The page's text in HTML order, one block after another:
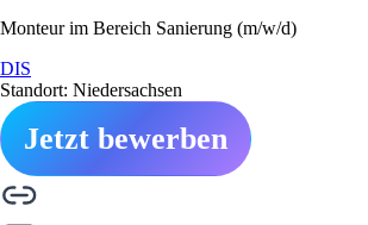
Monteur im Bereich Sanierung (m/w/d)
DIS
Standort: Niedersachsen
Jetzt bewerben